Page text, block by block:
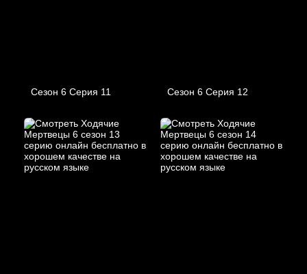
Сезон 6 Серия 11 Сезон 6 Серия 12